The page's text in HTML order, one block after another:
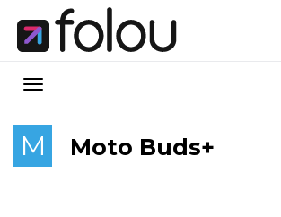
M Moto Buds+